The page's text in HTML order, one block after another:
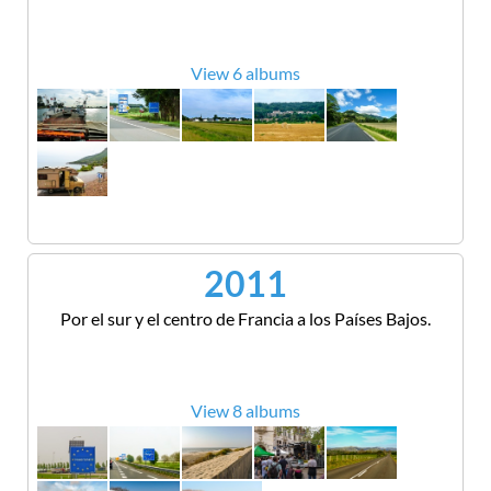
View 6 albums
2011
Por el sur y el centro de Francia a los Países Bajos.
View 8 albums